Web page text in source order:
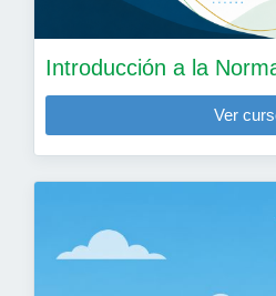
Introducción a la
Ver